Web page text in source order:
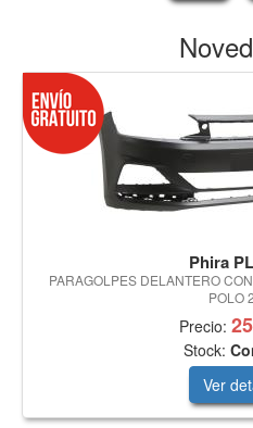
Phira
PARAGOLPES DELANTERO
POLO
Precio:
Stock:
Ver